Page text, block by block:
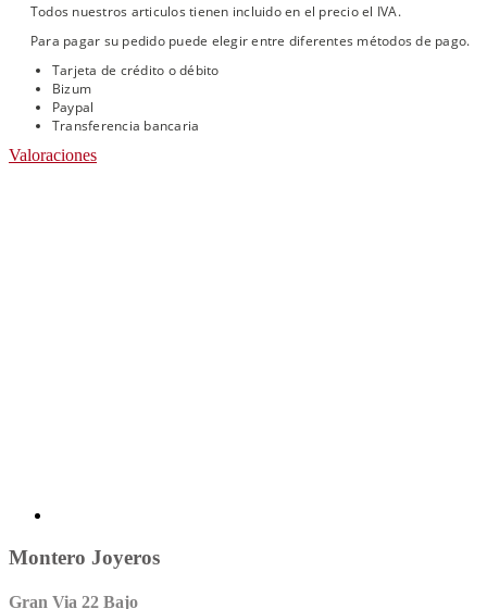
Todos nuestros articulos tienen incluido en el precio el IVA.
Para pagar su pedido puede elegir entre diferentes métodos de pago.
Tarjeta de crédito o débito
Bizum
Paypal
Transferencia bancaria
Valoraciones
Montero Joyeros
Gran Via 22 Bajo